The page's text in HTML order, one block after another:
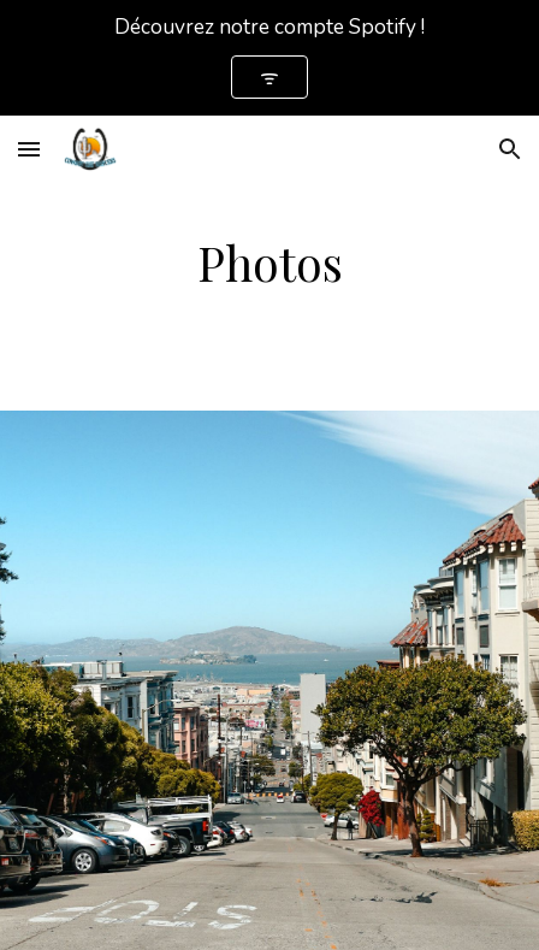
Skip to navigation
Découvrez notre compte Spotify !
ᯤ
Photos
.